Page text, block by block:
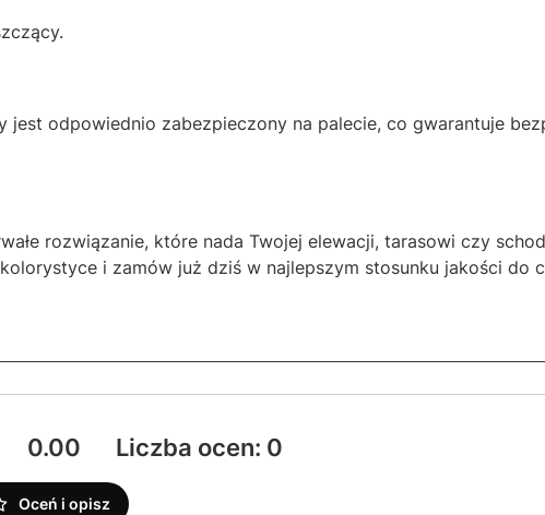
jest odpowiednio zabezpieczony na palecie, co gwarantuje
rozwiązanie, które nada Twojej elewacji, tarasowi czy
i zamów już dziś w najlepszym stosunku jakości do
0.00 Liczba ocen: 0
Oceń i opisz